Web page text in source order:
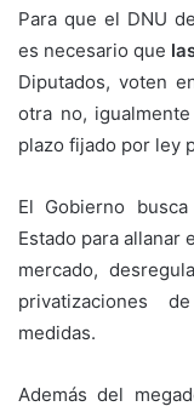
Para que el DNU
es necesario que
Diputados, voten
otra no,
plazo fijado por ley
El Gobierno
Estado para allanar
mercado,
privatizaciones
medidas.
Además del